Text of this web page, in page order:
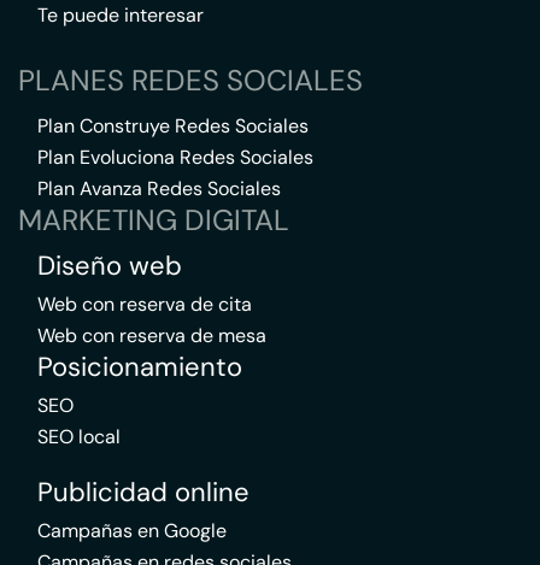
Te puede interesar
PLANES REDES SOCIALES
Plan Construye Redes Sociales
Plan Evoluciona Redes Sociales
Plan Avanza Redes Sociales
MARKETING DIGITAL
Diseño web
Web con reserva de cita
Web con reserva de mesa
Posicionamiento
SEO
SEO local
Publicidad online
Campañas en Google